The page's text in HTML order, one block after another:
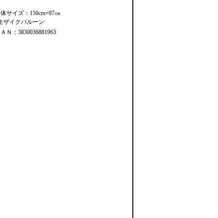
サイズ：150cm×97㎝
ザイクバルーン
Ｎ：3830036881963